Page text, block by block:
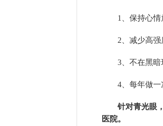
1、保持心情
2、减少高强
3、不在黑暗
4、每年做一
针对青光眼，
医院。